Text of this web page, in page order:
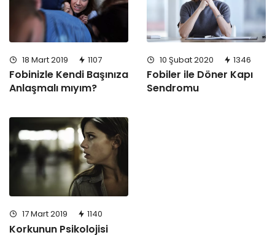
18 Mart 2019 1107
Fobinizle Kendi Başınıza
Anlaşmalı mıyım?
10 Şubat 2020 1346
Fobiler ile Döner Kapı
Sendromu
17 Mart 2019 1140
Korkunun Psikolojisi